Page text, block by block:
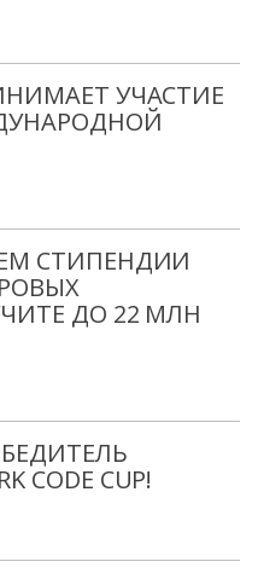
УЧАСТИЕ
СТИПЕНДИИ
ДО 22 МЛН
CODE CUP!